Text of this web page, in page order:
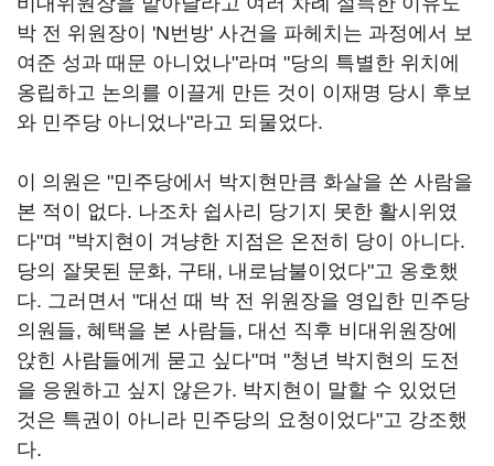
박 전 위원장이 'N번방' 사건을 파헤치는 과정에서 보
여준 성과 때문 아니었나"라며 "당의 특별한 위치에
옹립하고 논의를 이끌게 만든 것이 이재명 당시 후보
와 민주당 아니었나"라고 되물었다.
이 의원은 "민주당에서 박지현만큼 화살을 쏜 사람을
본 적이 없다. 나조차 쉽사리 당기지 못한 활시위였
다"며 "박지현이 겨냥한 지점은 온전히 당이 아니다.
당의 잘못된 문화, 구태, 내로남불이었다"고 옹호했
다. 그러면서 "대선 때 박 전 위원장을 영입한 민주당
의원들, 혜택을 본 사람들, 대선 직후 비대위원장에
앉힌 사람들에게 묻고 싶다"며 "청년 박지현의 도전
을 응원하고 싶지 않은가. 박지현이 말할 수 있었던
것은 특권이 아니라 민주당의 요청이었다"고 강조했
다.